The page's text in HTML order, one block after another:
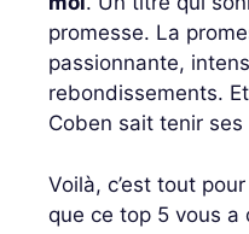
promesse. La
passionnante,
rebondissements.
Coben sait tenir ses
Voilà, c’est tout
que ce top 5 vous a